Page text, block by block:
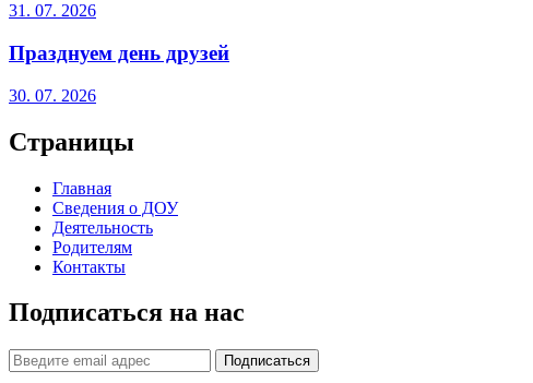
31. 07. 2026
Празднуем день друзей
30. 07. 2026
Страницы
Главная
Сведения о ДОУ
Деятельность
Родителям
Контакты
Подписаться на нас